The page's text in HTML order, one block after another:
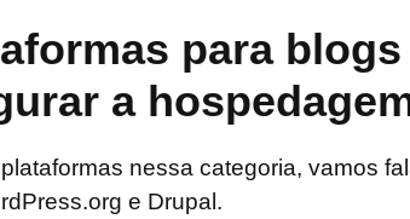
para
a
nessa categoria, vamos
e Drupal.